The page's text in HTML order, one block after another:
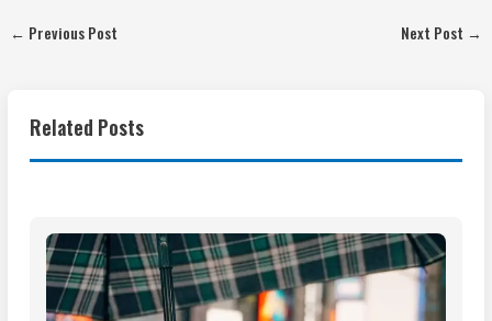
← Previous Post Next Post →
Related Posts